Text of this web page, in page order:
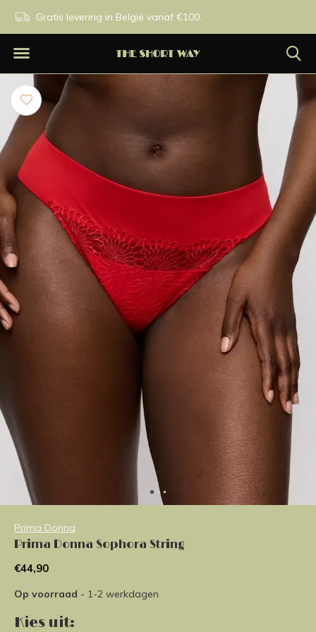
levering in België vanaf €100. Exclusieve merken.
Prima Donna
Prima Donna Sophora String
€44,90
Op voorraad - 1-2 werkdagen
Kies uit: